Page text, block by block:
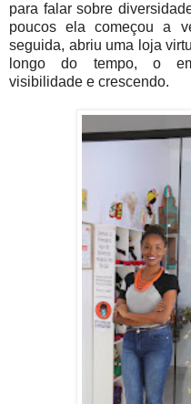
para falar sobre
poucos ela começou a
seguida, abriu uma loja
longo do tempo, o
visibilidade e crescendo.